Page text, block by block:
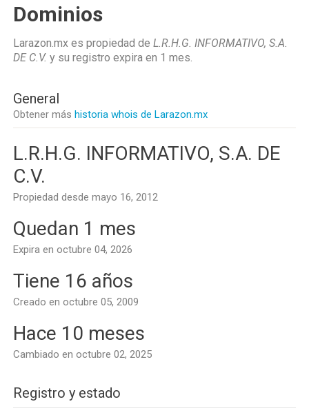
Dominios
Larazon.mx es propiedad de L.R.H.G. INFORMATIVO, S.A.
DE C.V. y su registro expira en 1 mes.
General
Obtener más historia whois de Larazon.mx
L.R.H.G. INFORMATIVO, S.A. DE
C.V.
Propiedad desde mayo 16, 2012
Quedan 1 mes
Expira en octubre 04, 2026
Tiene 16 años
Creado en octubre 05, 2009
Hace 10 meses
Cambiado en octubre 02, 2025
Registro y estado